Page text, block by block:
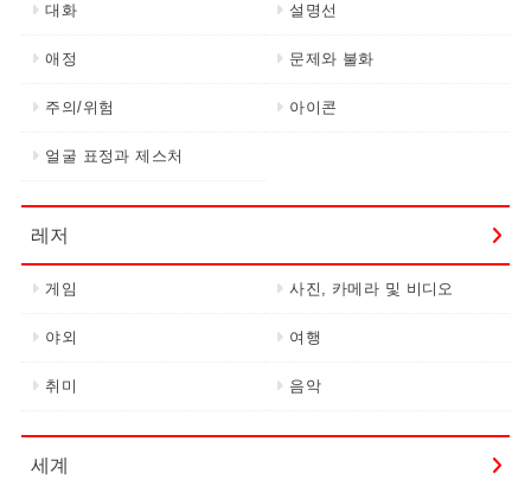
대화 설명선
애정 문제와 불화
주의/위험 아이콘
얼굴 표정과 제스처
레저
게임 사진, 카메라 및 비디오
야외 여행
취미 음악
세계